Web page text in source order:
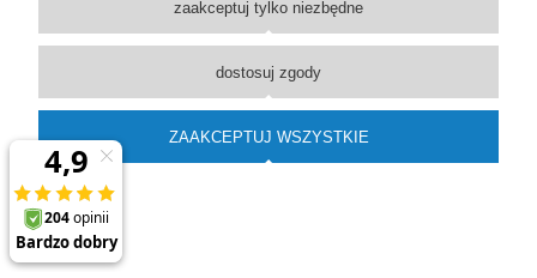
pokaż pełną wersję strony
Sklep internetowy Shoper Premium
zaakceptuj tylko niezbędne
dostosuj zgody
ZAAKCEPTUJ WSZYSTKIE